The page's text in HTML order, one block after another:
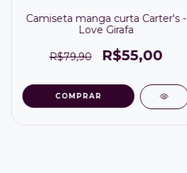
Camiseta manga curta Carter's -
Love Girafa
R$79,90 R$55,00
COMPRAR